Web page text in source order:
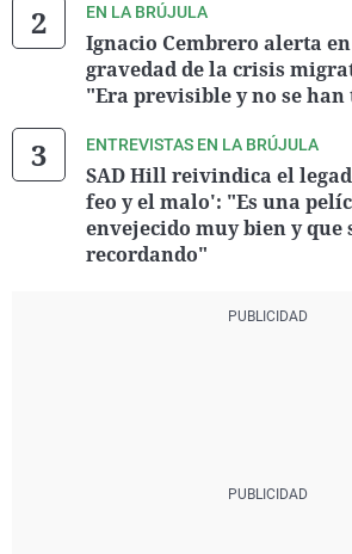
EN LA BRÚJULA
Ignacio Cembrero alerta
gravedad de la crisis
"Era previsible y no se
ENTREVISTAS EN LA BRÚJULA
SAD Hill reivindica el
feo y el malo': "Es una
envejecido muy bien y que
recordando"